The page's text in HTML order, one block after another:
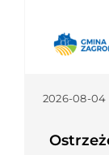
2026-08-04